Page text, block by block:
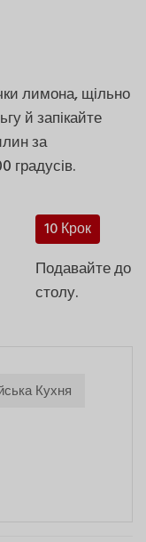
лимона, щільно
й запікайте
за
градусів.
10 Крок
Подавайте до
столу.
Кухня